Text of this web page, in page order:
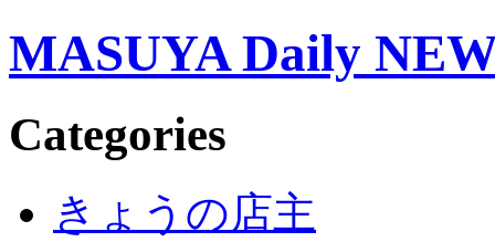
MASUYA Daily
Categories
きょうの店主